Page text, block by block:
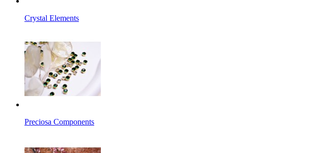
Crystal Elements
Preciosa Components